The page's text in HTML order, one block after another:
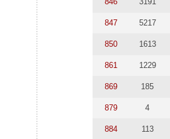
847 5217
850 1613
861 1229
869 185
879 4
884 113